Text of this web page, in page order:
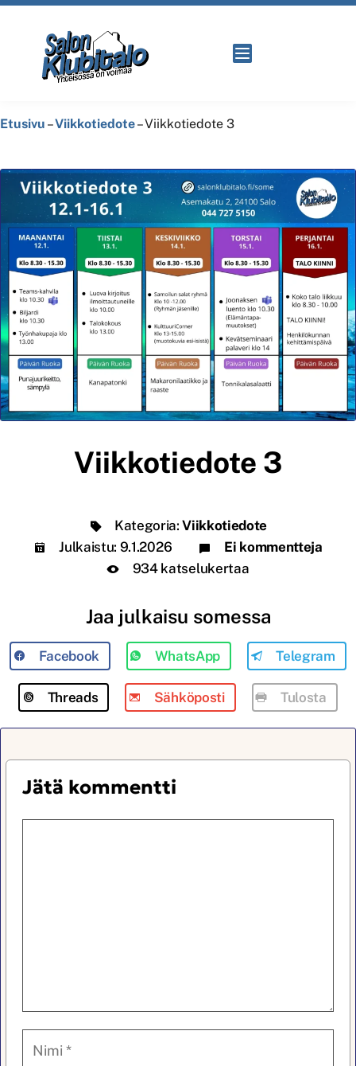
Etusivu –Viikkotiedote–Viikkotiedote 3
Viikkotiedote 3
Kategoria: Viikkotiedote
Julkaistu: 9.1.2026
Ei kommentteja
934 katselukertaa
Jaa julkaisu somessa
Facebook WhatsApp Telegram
Threads Sähköposti Tulosta
Jätä kommentti